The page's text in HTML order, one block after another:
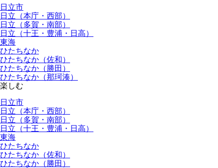
日立市
日立（本庁・西部）
日立（多賀・南部）
日立（十王・豊浦・日高）
東海
ひたちなか
ひたちなか（佐和）
ひたちなか（勝田）
ひたちなか（那珂湊）
楽しむ
日立市
日立（本庁・西部）
日立（多賀・南部）
日立（十王・豊浦・日高）
東海
ひたちなか
ひたちなか（佐和）
ひたちなか（勝田）